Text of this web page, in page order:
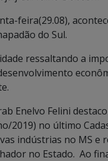
feira(29.08),
do Sul.
ressaltando a
Enelvo Felini
2019) no último
indústrias no MS
no Estado. Ao